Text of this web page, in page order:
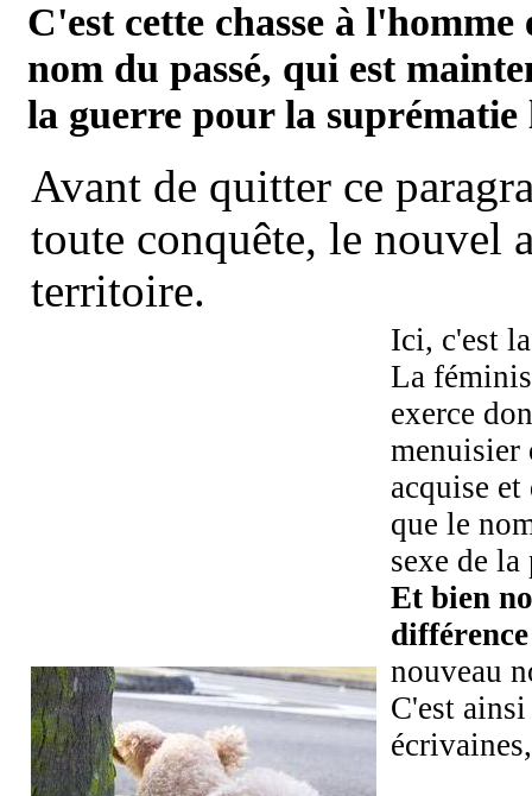
C'est cette chasse à
nom du passé, qui est
la guerre pour la suprématie
Avant de quitter ce
toute conquête, le nouvel
territoire.
Ici, c'est
La
exerce
menuisier
acquise
que le
sexe de
Et bien
nouveau
C'est